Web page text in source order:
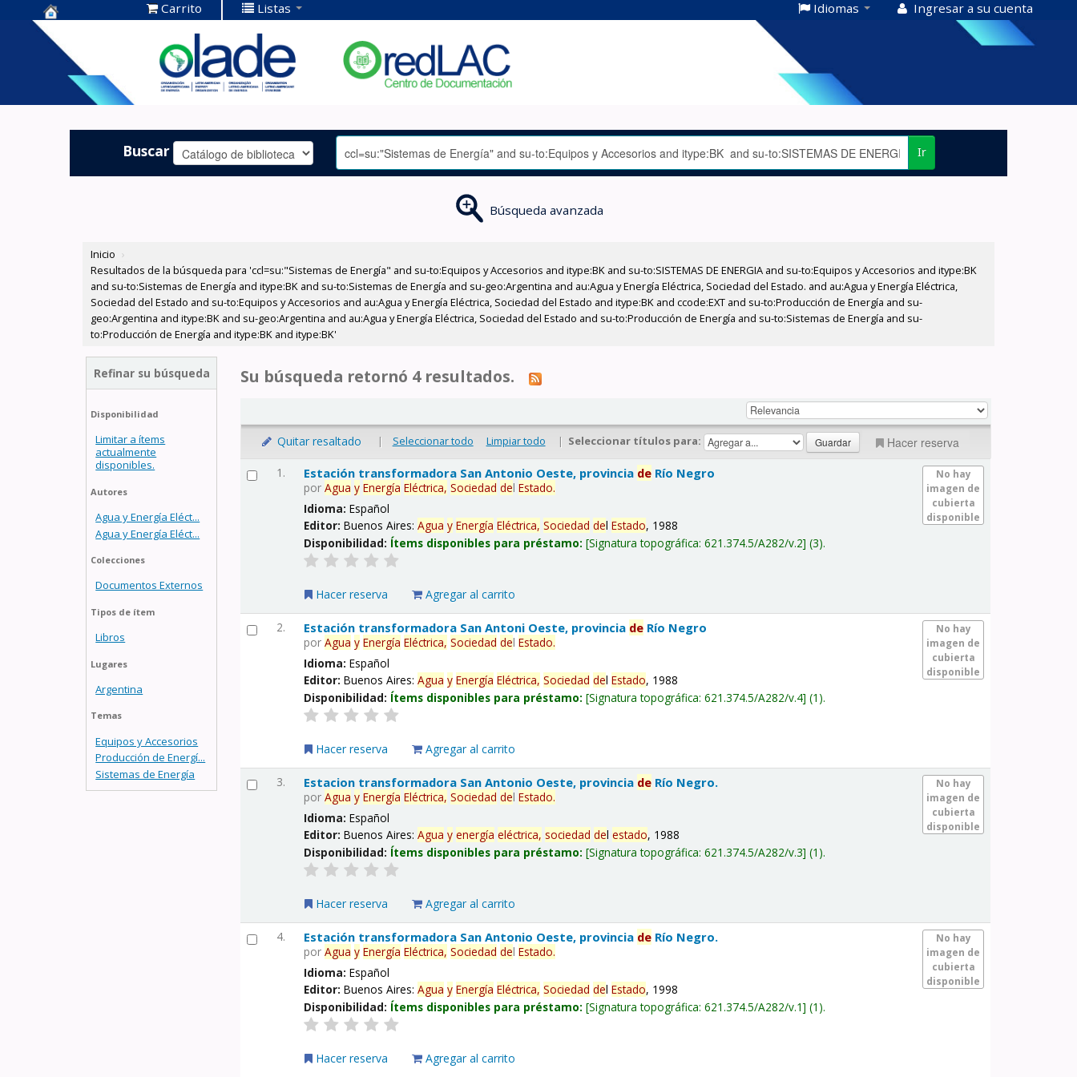
Centro de
Documentación
OLADE -
Carrito Listas Idiomas Ingresar a su cuenta
Buscar Ir
Búsqueda avanzada
Inicio ›
Resultados de la búsqueda para 'ccl=su:"Sistemas de Energía" and su-to:Equipos y Accesorios and itype:BK and su-to:SISTEMAS DE ENERGIA and su-to:Equipos y Accesorios and itype:BK
and su-to:Sistemas de Energía and itype:BK and su-to:Sistemas de Energía and su-geo:Argentina and au:Agua y Energía Eléctrica, Sociedad del Estado. and au:Agua y Energía Eléctrica,
Sociedad del Estado and su-to:Equipos y Accesorios and au:Agua y Energía Eléctrica, Sociedad del Estado and itype:BK and ccode:EXT and su-to:Producción de Energía and su-
geo:Argentina and itype:BK and su-geo:Argentina and au:Agua y Energía Eléctrica, Sociedad del Estado and su-to:Producción de Energía and su-to:Sistemas de Energía and su-
to:Producción de Energía and itype:BK and itype:BK'
Refinar su búsqueda
Disponibilidad
Limitar a ítems
actualmente
disponibles.
Autores
Agua y Energía Eléct...
Agua y Energía Eléct...
Colecciones
Documentos Externos
Tipos de ítem
Libros
Lugares
Argentina
Temas
Equipos y Accesorios
Producción de Energí...
Sistemas de Energía
Su búsqueda retornó 4 resultados.
Quitar resaltado | Seleccionar todo Limpiar todo | Seleccionar títulos para: Hacer reserva
1.
No hay
imagen de
cubierta
disponible
Estación transformadora San Antonio Oeste, provincia de Río Negro
porAgua y Energía Eléctrica, Sociedad delEstado.
Idioma:Español
Editor:Buenos Aires:Agua y Energía Eléctrica, Sociedad delEstado, 1988
Disponibilidad: Ítems disponibles para préstamo: Signatura topográfica:621.374.5/A282/v.2 (3).
Hacer reserva Agregar al carrito
2.
No hay
imagen de
cubierta
disponible
Estación transformadora San Antoni Oeste, provincia de Río Negro
porAgua y Energía Eléctrica, Sociedad delEstado.
Idioma:Español
Editor:Buenos Aires:Agua y Energía Eléctrica, Sociedad delEstado, 1988
Disponibilidad: Ítems disponibles para préstamo: Signatura topográfica:621.374.5/A282/v.4 (1).
Hacer reserva Agregar al carrito
3.
No hay
imagen de
cubierta
disponible
Estacion transformadora San Antonio Oeste, provincia de Río Negro.
porAgua y Energía Eléctrica, Sociedad delEstado.
Idioma:Español
Editor:Buenos Aires:Agua y energía eléctrica, sociedad delestado, 1988
Disponibilidad: Ítems disponibles para préstamo: Signatura topográfica:621.374.5/A282/v.3 (1).
Hacer reserva Agregar al carrito
4.
No hay
imagen de
cubierta
disponible
Estación transformadora San Antonio Oeste, provincia de Río Negro.
porAgua y Energía Eléctrica, Sociedad delEstado.
Idioma:Español
Editor:Buenos Aires:Agua y Energía Eléctrica, Sociedad delEstado, 1998
Disponibilidad: Ítems disponibles para préstamo: Signatura topográfica:621.374.5/A282/v.1 (1).
Hacer reserva Agregar al carrito